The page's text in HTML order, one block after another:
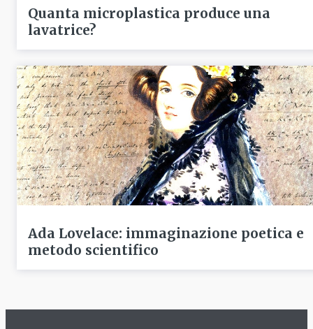
Quanta microplastica produce una
lavatrice?
Ada Lovelace: immaginazione poetica e
metodo scientifico